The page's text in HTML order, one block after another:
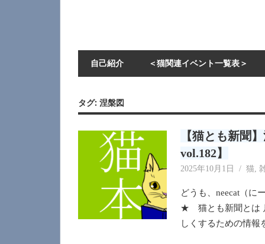
自己紹介 ＜猫関連イベント一覧表＞
タグ: 涅槃図
【猫とも新聞
vol.182】
2025年10月1日 neecat
猫,
どうも、neecat（に
★ 猫とも新聞とは
しくするための情報